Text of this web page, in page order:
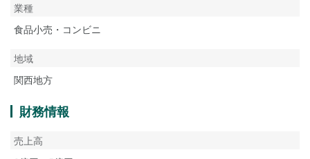
業種
食品小売・コンビニ
地域
関西地方
財務情報
売上高